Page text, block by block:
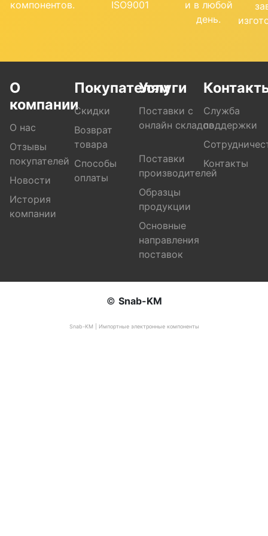
компонентов. ISO9001
и в любой
день.
О
компании
О нас
Отзывы
покупателей
Новости
История
компании
Покупателям
Скидки
Возврат
товара
Способы
оплаты
Услуги
Поставки с
онлайн складов
Поставки
производителей
Образцы
продукции
Основные
направления
поставок
Служба
поддержки
Контакты
© Snab-KM
Snab-KM | Импортные электронные компоненты